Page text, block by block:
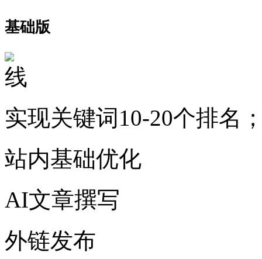
基础版
实现关键词10-20个排名
站内基础优化
AI文章撰写
外链发布